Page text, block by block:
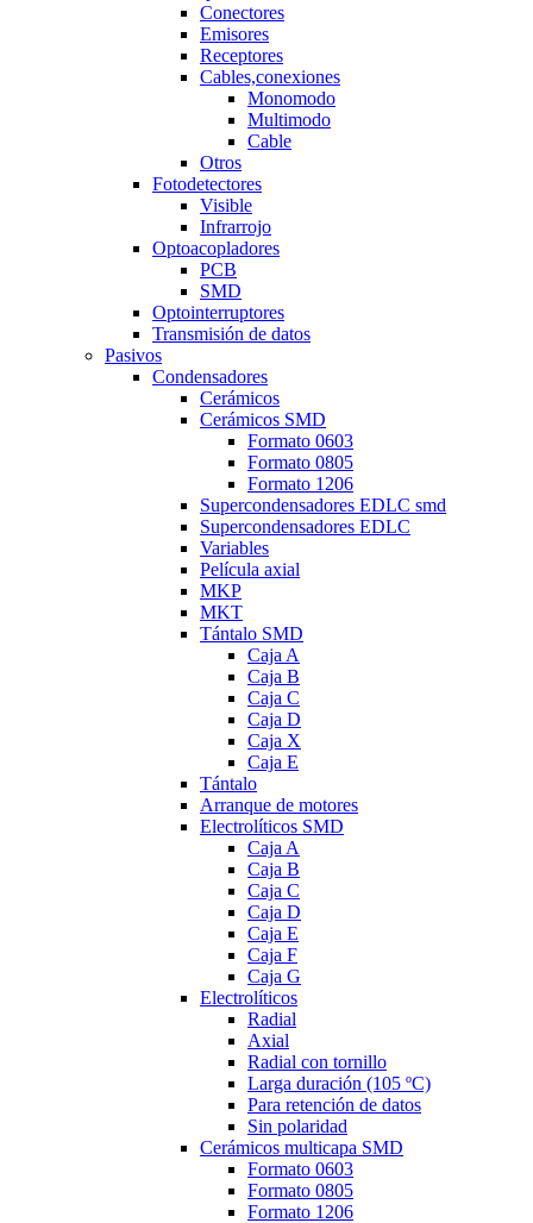
Conectores
Emisores
Receptores
Cables,conexiones
Monomodo
Multimodo
Cable
Otros
Fotodetectores
Visible
Infrarrojo
Optoacopladores
PCB
SMD
Optointerruptores
Transmisión de datos
Pasivos
Condensadores
Cerámicos
Cerámicos SMD
Formato 0603
Formato 0805
Formato 1206
Supercondensadores EDLC smd
Supercondensadores EDLC
Variables
Película axial
MKP
MKT
Tántalo SMD
Caja A
Caja B
Caja C
Caja D
Caja X
Caja E
Tántalo
Arranque de motores
Electrolíticos SMD
Caja A
Caja B
Caja C
Caja D
Caja E
Caja F
Caja G
Electrolíticos
Radial
Axial
Radial con tornillo
Larga duración (105 ºC)
Para retención de datos
Sin polaridad
Cerámicos multicapa SMD
Formato 0603
Formato 0805
Formato 1206